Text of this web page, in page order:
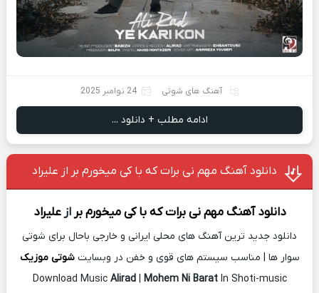
آهنگ های شوتی 24 نوامبر 2025
ادامه مطلب + دانلود ...
دانلود آهنگ مهم نی برات که با کی میخورم بر از علیراد
دانلود آهنگ مهم نی برات که با کی میخورم برازعلیراد
دانلود جدید ترین آهنگ های محلی ایرانی و خارجی باحال برای شوتی
سوار ها | مناسب سیستم های قوی و خفن در وبسایتشوتی موزیک
Download Music Alirad| Mohem Ni BaratIn Shoti-music